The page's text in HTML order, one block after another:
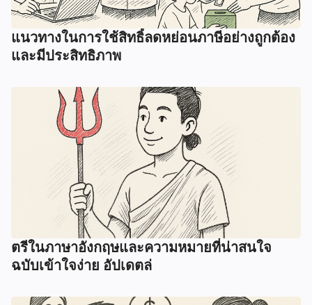
แนวทางในการใช้สิทธิ์ลดหย่อนภาษีอย่างถูกต้อง
และมีประสิทธิภาพ
ตรีในภาษาอังกฤษและความหมายที่น่าสนใจ
ฉบับเข้าใจง่าย อัปเดตล่